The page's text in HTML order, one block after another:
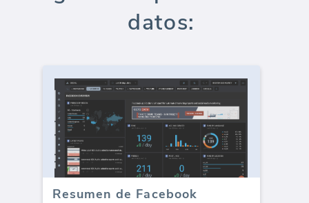
datos:
Resumen de Facebook